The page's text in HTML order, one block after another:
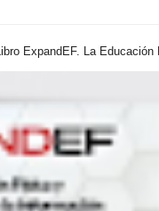
ExpandEF. La